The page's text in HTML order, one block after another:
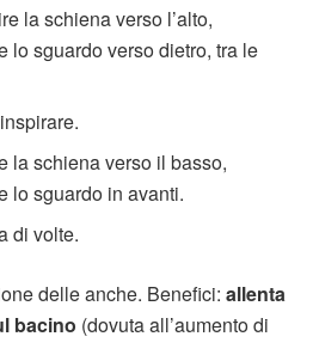
la schiena verso l’alto,
lo sguardo verso dietro, tra le
la schiena verso il basso,
lo sguardo in avanti.
di volte.
delle anche. Benefici: allenta
bacino (dovuta all’aumento di